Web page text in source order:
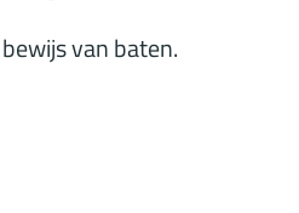
van baten.